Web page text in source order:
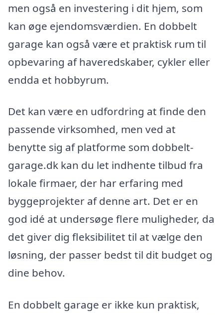
men også en investering i dit hjem, som
kan øge ejendomsværdien. En dobbelt
garage kan også være et praktisk rum til
opbevaring af haveredskaber, cykler eller
endda et hobbyrum.
Det kan være en udfordring at finde den
passende virksomhed, men ved at
benytte sig af platforme som dobbelt-
garage.dk kan du let indhente tilbud fra
lokale firmaer, der har erfaring med
byggeprojekter af denne art. Det er en
god idé at undersøge flere muligheder, da
det giver dig fleksibilitet til at vælge den
løsning, der passer bedst til dit budget og
dine behov.
En dobbelt garage er ikke kun praktisk,